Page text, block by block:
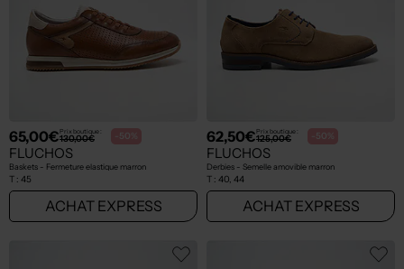
65,00€Prix boutique :
130,00€ -50%
FLUCHOS
Baskets - Fermeture elastique marron
T : 45
ACHAT EXPRESS
62,50€Prix boutique :
125,00€ -50%
FLUCHOS
Derbies - Semelle amovible marron
T : 40, 44
ACHAT EXPRESS